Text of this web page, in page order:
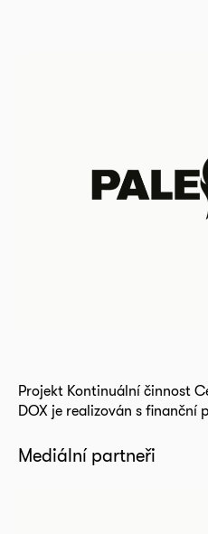
Projekt Kontinuální činnost
DOX je realizován s finanční
Mediální partneři